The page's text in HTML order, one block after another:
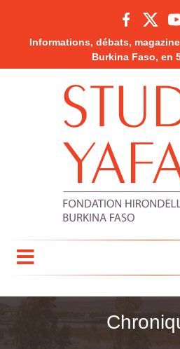
Informations, débats,
Burkina Faso, en